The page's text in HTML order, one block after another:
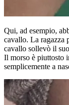
Qui, ad esempio,
cavallo. La ragazza
cavallo sollevò il
Il morso è piuttosto
semplicemente a